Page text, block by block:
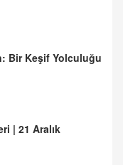
| 21 Aralık
ile İlgili Bilinmesi